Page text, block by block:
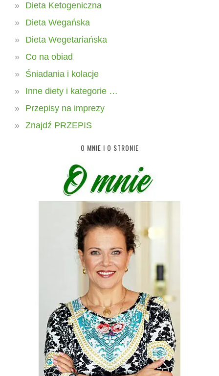
Dieta Ketogeniczna
Dieta Wegańska
Dieta Wegetariańska
Co na obiad
Śniadania i kolacje
Inne diety i kategorie …
Przepisy na imprezy
Znajdź PRZEPIS
O MNIE I O STRONIE